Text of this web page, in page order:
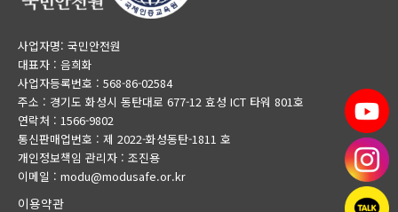
사업자명: 국민안전원
대표자 : 음희화
사업자등록번호 : 568-86-02584
주소 : 경기도 화성시 동탄대로 677-12 효성 ICT 타워 801호
연락처 : 1566-9802
통신판매업번호 : 제 2022-화성동탄-1811 호
개인정보책임 관리자 : 조진용
이메일 : modu@modusafe.or.kr
이용약관